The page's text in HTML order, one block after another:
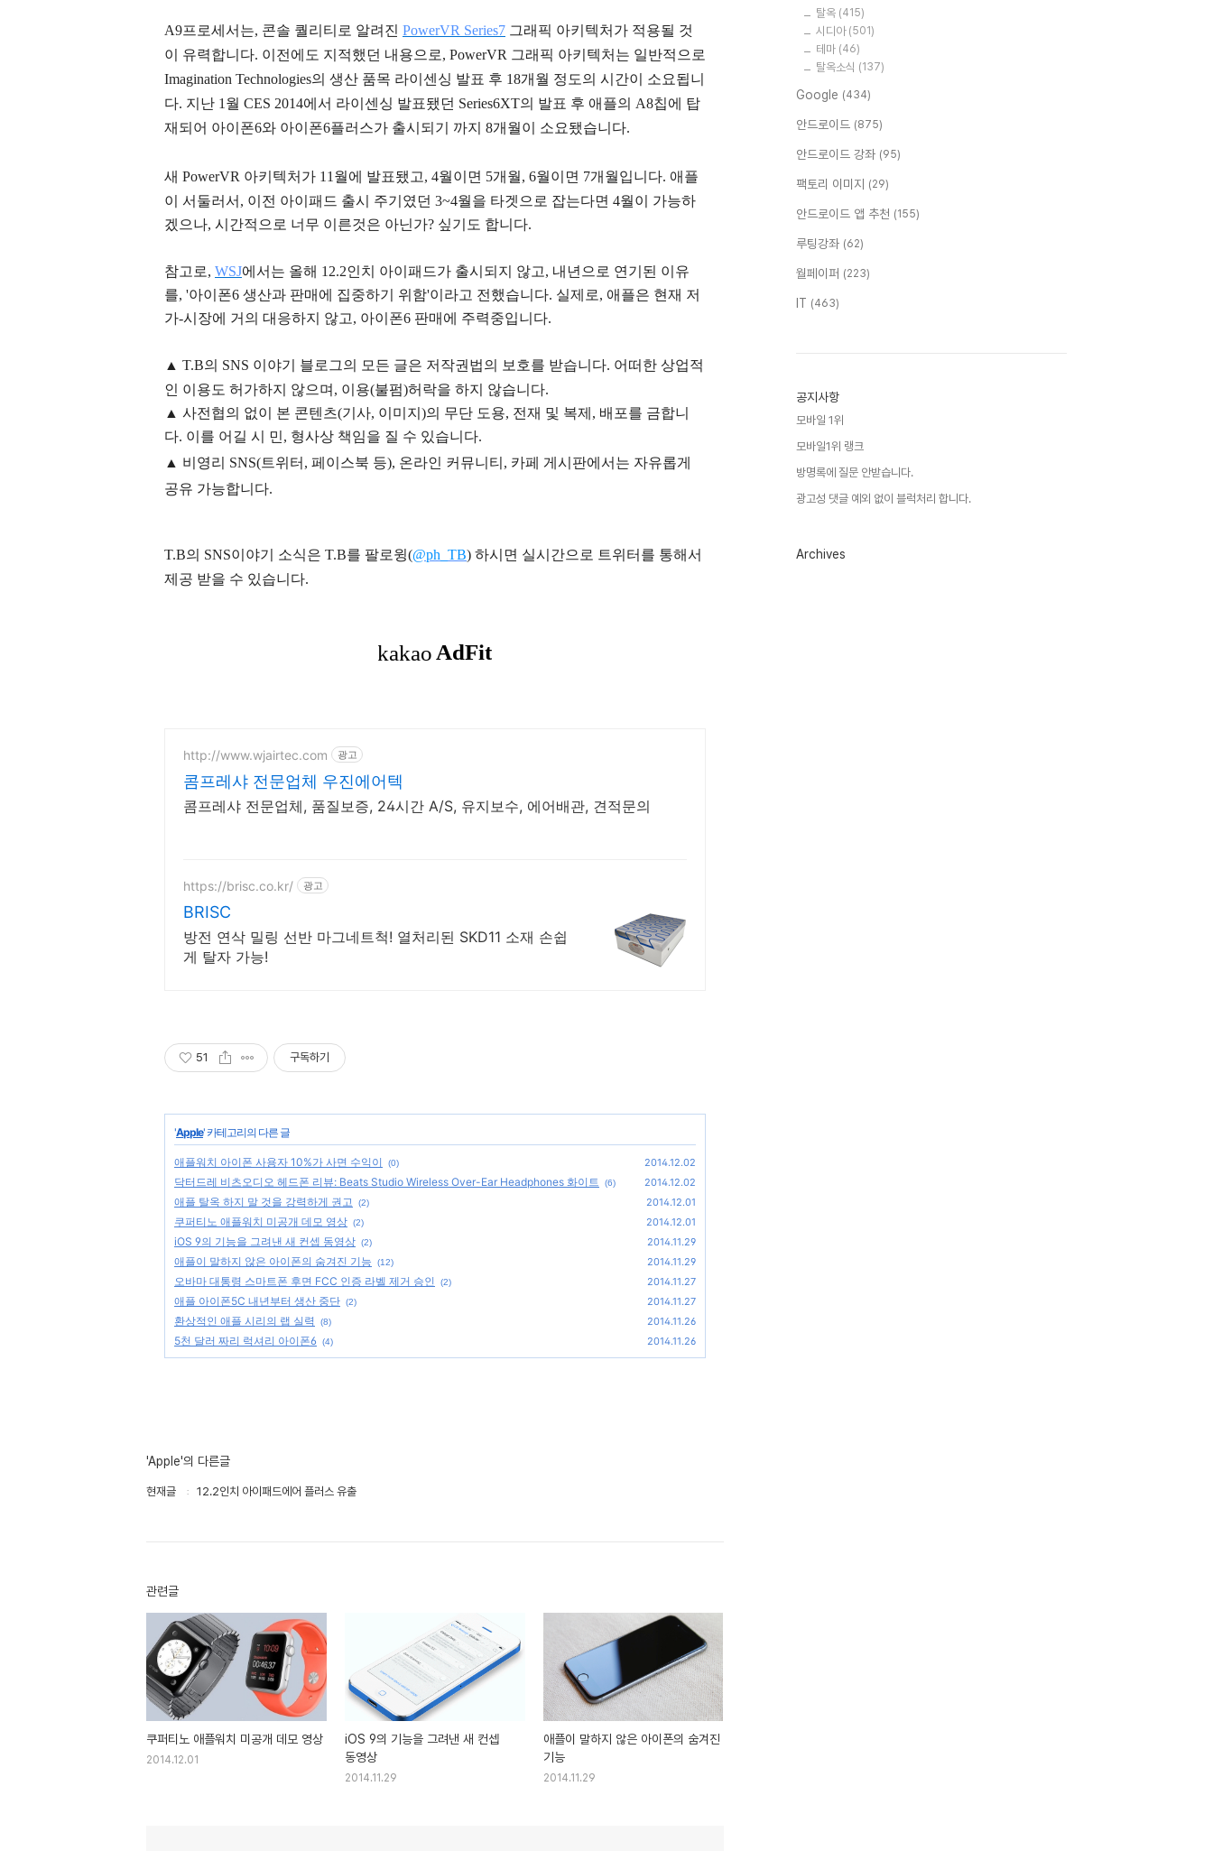
A9프로세서는, 콘솔 퀄리티로 알려진 PowerVR Series7 그래픽 아키텍처가 적용될 것
이 유력합니다. 이전에도 지적했던 내용으로, PowerVR 그래픽 아키텍처는 일반적으로
Imagination Technologies의 생산 품목 라이센싱 발표 후 18개월 정도의 시간이 소요됩니
다. 지난 1월 CES 2014에서 라이센싱 발표됐던 Series6XT의 발표 후 애플의 A8칩에 탑
재되어 아이폰6와 아이폰6플러스가 출시되기 까지 8개월이 소요됐습니다.
새 PowerVR 아키텍처가 11월에 발표됐고, 4월이면 5개월, 6월이면 7개월입니다. 애플
이 서둘러서, 이전 아이패드 출시 주기였던 3~4월을 타겟으로 잡는다면 4월이 가능하
겠으나, 시간적으로 너무 이른것은 아닌가? 싶기도 합니다.
참고로, WSJ에서는 올해 12.2인치 아이패드가 출시되지 않고, 내년으로 연기된 이유
를, '아이폰6 생산과 판매에 집중하기 위함'이라고 전했습니다. 실제로, 애플은 현재 저
가-시장에 거의 대응하지 않고, 아이폰6 판매에 주력중입니다.
▲ T.B의 SNS 이야기 블 로그의 모든 글은 저작권법의 보호를 받습니다. 어떠한 상업적
인 이용도 허가하지 않으며, 이용(불펌)허락을 하지 않습니다.
▲ 사전협의 없이 본 콘텐츠(기사, 이미지)의 무단 도용, 전재 및 복제, 배포를 금합니
다. 이를 어길 시 민, 형사상 책임을 질 수 있습니다.
▲ 비영리 SNS(트위터, 페이스북 등), 온라인 커뮤니티, 카페 게시판에서는 자유롭게
공유 가능합니다.
T.B의 SNS이야기 소식은 T.B를 팔로윙(@ph_TB) 하시면 실시간으로 트위터를 통해서
제공 받을 수 있습니다.
http://www.wjairtec.com 광고
콤프레샤 전문업체 우진에어텍
콤프레샤 전문업체, 품질보증, 24시간 A/S, 유지보수, 에어배관, 견적문의
https://brisc.co.kr/ 광고
BRISC
방전 연삭 밀링 선반 마그네트척! 열처리된 SKD11 소재 손쉽
게 탈자 가능!
51 구독하기
'Apple' 카테고리의 다른 글
애플워치 아이폰 사용자 10%가 사면 수익이 (0) 2014.12.02
닥터드레 비츠오디오 헤드폰 리뷰: Beats Studio Wireless Over-Ear Headphones 화이트 (6) 2014.12.02
애플 탈옥 하지 말 것을 강력하게 권고 (2) 2014.12.01
쿠퍼티노 애플워치 미공개 데모 영상 (2) 2014.12.01
iOS 9의 기능을 그려낸 새 컨셉 동영상 (2) 2014.11.29
애플이 말하지 않은 아이폰의 숨겨진 기능 (12) 2014.11.29
오바마 대통령 스마트폰 후면 FCC 인증 라벨 제거 승인 (2) 2014.11.27
애플 아이폰5C 내년부터 생산 중단 (2) 2014.11.27
환상적인 애플 시리의 랩 실력 (8) 2014.11.26
5천 달러 짜리 럭셔리 아이폰6 (4) 2014.11.26
'Apple'의 다른글
현재글 12.2인치 아이패드에어 플러스 유출
관련글
쿠퍼티노 애플워치 미공개 데모 영상
2014.12.01
iOS 9의 기능을 그려낸 새 컨셉
동영상
2014.11.29
애플이 말하지 않은 아이폰의 숨겨진
기능
2014.11.29
탈옥 (415)
시디아 (501)
테마 (46)
탈옥소식 (137)
Google (434)
안드로이드 (875)
안드로이드 강좌 (95)
팩토리 이미지 (29)
안드로이드 앱 추천 (155)
루팅강좌 (62)
월페이퍼 (223)
IT (463)
공지사항
모바일 1위
모바일1위 랭크
방명록에 질문 안받습니다.
광고성 댓글 예외 없이 블럭처리 합니다.
Archives